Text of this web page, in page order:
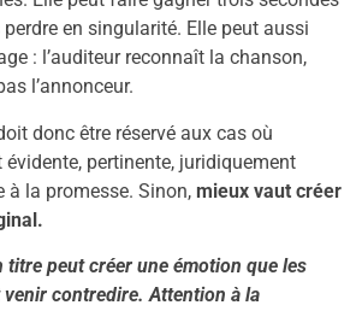
perdre en singularité. Elle peut aussi
: l’auditeur reconnaît la chanson,
l’annonceur.
donc être réservé aux cas où
évidente, pertinente, juridiquement
à la promesse. Sinon, mieux vaut créer
titre peut créer une émotion que les
contredire. Attention à la